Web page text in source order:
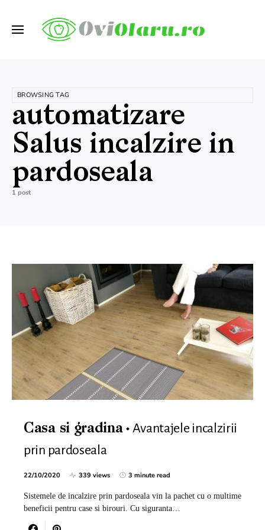
BROWSING TAG
automatizare
Salus incalzire in
pardoseala
1 post
Casa si gradina
Avantajele incalzirii
prin pardoseala
22/10/2020 339 views 3 minute read
Sistemele de incalzire prin pardoseala vin la pachet cu o multime
beneficii pentru case si birouri. Cu siguranta…